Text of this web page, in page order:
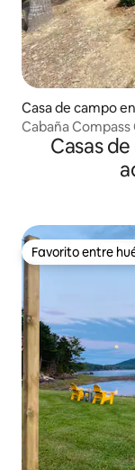
Casa de campo
Cabaña
Casas
Favorito entre
Favorito entre